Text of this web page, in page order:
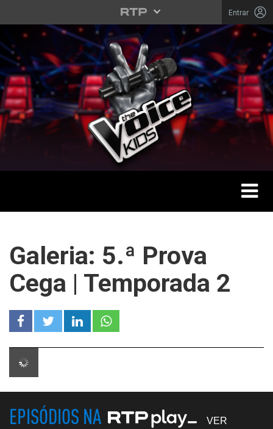
Saltar para o conteúdo principal
Entrar
Toggle
Galeria: 5.ª Prova
Cega | Temporada 2
EPISÓDIOS NA VER